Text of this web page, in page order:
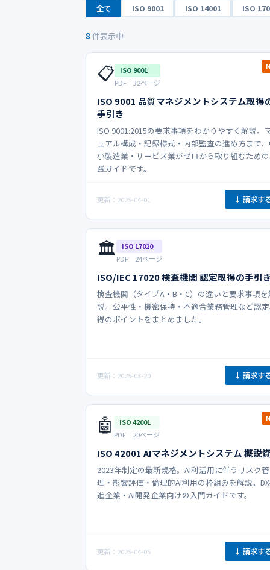
全て ISO 9001 ISO 14001 ISO
8 件表示中
📋 ISO 9001
PDF 32ページ
ISO 9001 品質マネジメントシステム取得
手引き
ISO 9001:2015の要求事項をわかりやすく解説。
ュアル構成・記録様式・内部監査の進め方まで
小製造業・サービス業がゼロから取り組むため
践ガイドです。
更新：2025-04-01 ↓ 請求す
🏛️ ISO 17020
PDF 24ページ
ISO/IEC 17020 検査機関 認定取得の手引き
検査機関（タイプA・B・C）の違いと要求事項
説。公平性・機密保持・不適合業務管理など認
得のポイントをまとめました。
更新：2025-03-20 ↓ 請求す
🤖 ISO 42001
PDF 20ページ
ISO 42001 AIマネジメントシステム 概説
2023年制定の最新規格。AI利活用に伴うリスク管
理・影響評価・倫理的AI利用の枠組みを解説。
進企業・AI開発企業向けの入門ガイドです。
更新：2025-04-05 ↓ 請求す